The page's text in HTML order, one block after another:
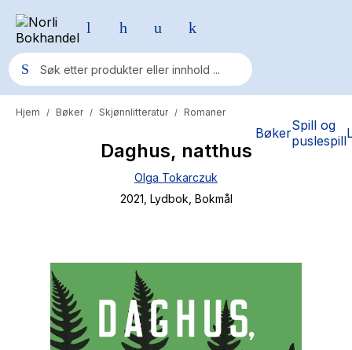
BøkerSpill og
puslespill
Populære søk
Fury Bound - Sable Sorensen
Hitster
Hypopressiv trening
Hjem / Bøker / Skjønnlitteratur / Romaner
Daghus, natthus
Olga Tokarczuk
2021 , Lydbok , Bokmål